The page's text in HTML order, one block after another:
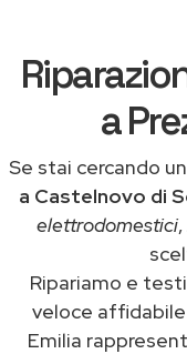
a
Se stai cercando un
a Castelnovo di
elettrodomestici,
Ripariamo e
veloce
Emilia